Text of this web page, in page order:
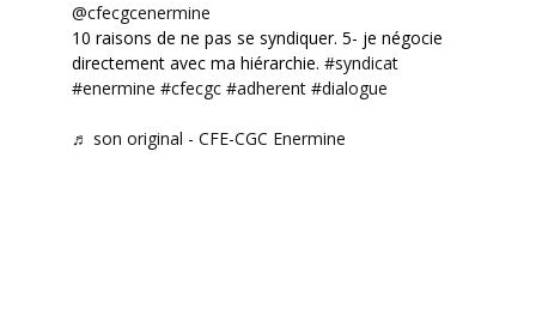
@cfecgcenermine
10 raisons de ne pas se syndiquer. 5- je négocie
directement avec ma hiérarchie. #syndicat
#enermine #cfecgc #adherent #dialogue
♬ son original - CFE-CGC Enermine